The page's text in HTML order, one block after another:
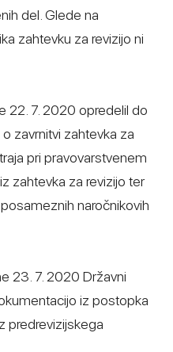
del. Glede na
zahtevku za revizijo ni
22. 7. 2020 opredelil do
zavrnitvi zahtevka za
pri pravovarstvenem
zahtevka za revizijo ter
naročnikovih
23. 7. 2020 Državni
iz postopka
predrevizijskega